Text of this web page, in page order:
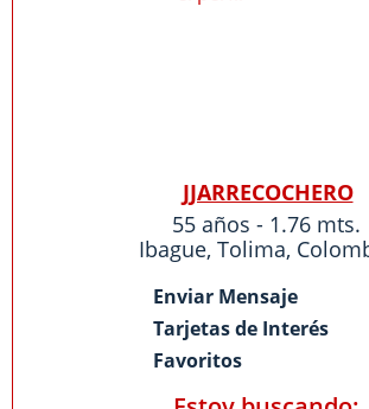
JJARRECOCHERO
55 años - 1.76 mts.
Ibague, Tolima,
Enviar Mensaje
Tarjetas de Interés
Favoritos